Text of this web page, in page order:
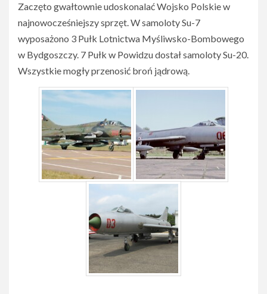
Zaczęto gwałtownie udoskonalać Wojsko Polskie w
najnowocześniejszy sprzęt. W samoloty Su-7
wyposażono 3 Pułk Lotnictwa Myśliwsko-Bombowego
w Bydgoszczy. 7 Pułk w Powidzu dostał samoloty Su-20.
Wszystkie mogły przenosić broń jądrową.